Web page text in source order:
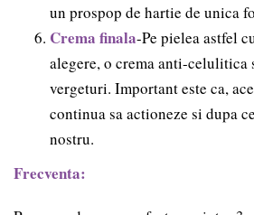
un prospop de hartie de unica
Crema finala-Pe pielea astfel
alegere, o crema anti-celulitica
vergeturi. Important este ca,
continua sa actioneze si dupa
nostru.
Frecventa: